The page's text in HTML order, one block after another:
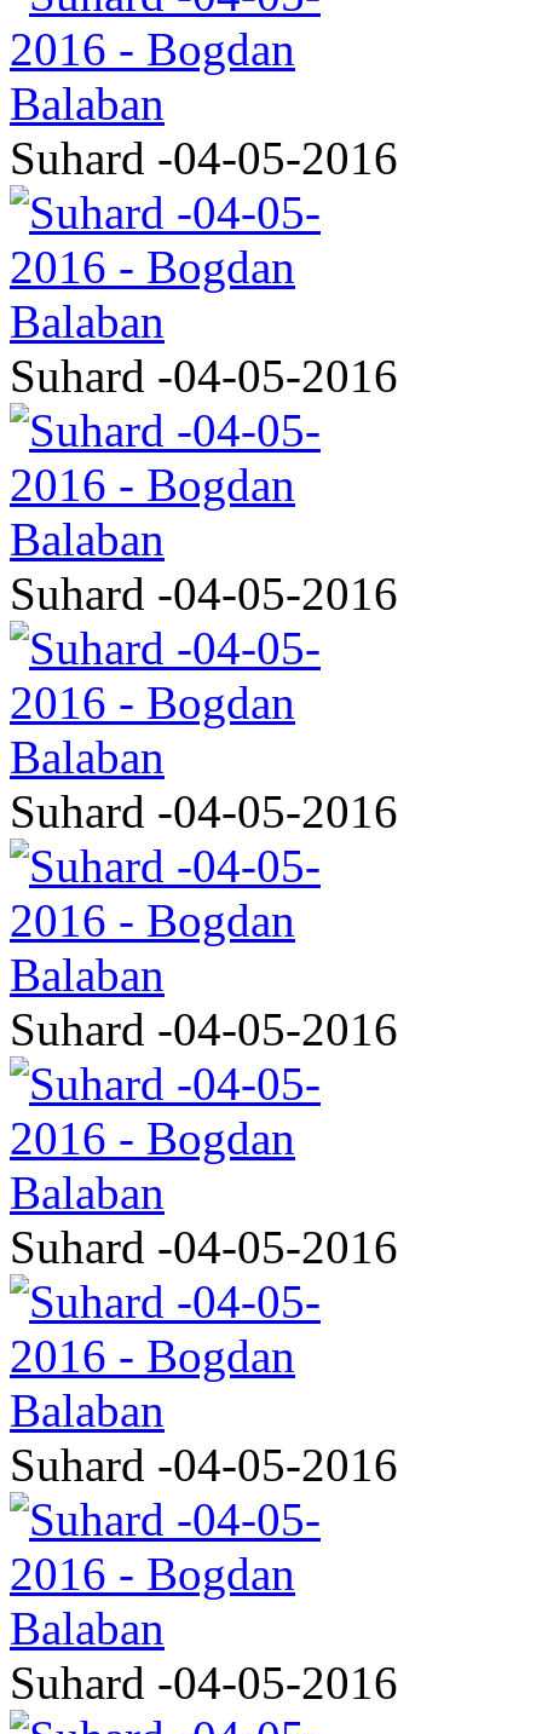
Suhard -04-05-2016
Suhard -04-05-2016
Suhard -04-05-2016
Suhard -04-05-2016
Suhard -04-05-2016
Suhard -04-05-2016
Suhard -04-05-2016
Suhard -04-05-2016